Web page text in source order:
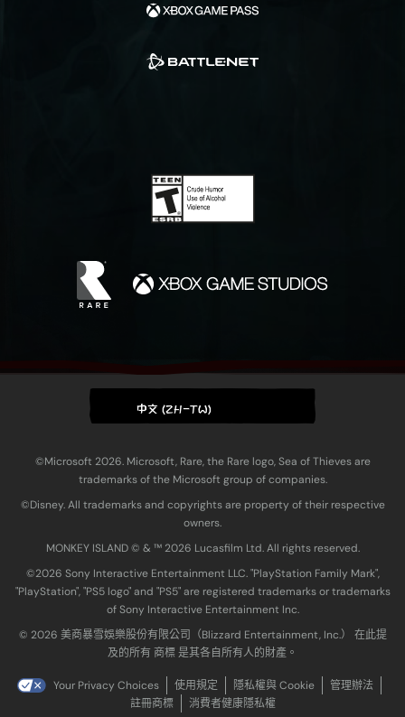
中文 (ZH-TW)
©Microsoft 2026. Microsoft, Rare, the Rare logo, Sea of Thieves are
trademarks of the Microsoft group of companies.
©Disney. All trademarks and copyrights are property of their respective
owners.
MONKEY ISLAND © & ™ 20‍26 Lucasfilm Ltd. All rights reserved.
©2026 Sony Interactive Entertainment LLC. "PlayStation Family Mark",
"PlayStation", "PS5 logo" and "PS5" are registered trademarks or trademarks
of Sony Interactive Entertainment Inc.
© 2026 美商暴雪娛樂股份有限公司（Blizzard Entertainment, Inc.） 在此提
及的所有 商標 是其各自所有人的財產。
Your Privacy Choices 使用規定 隱私權與 Cookie
管理辦法
註冊商標
消費者健康隱私權